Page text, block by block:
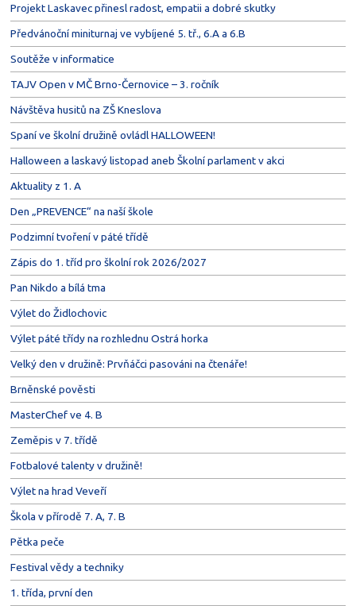
Projekt Laskavec přinesl radost, empatii a dobré skutky
Předvánoční miniturnaj ve vybíjené 5. tř., 6.A a 6.B
Soutěže v informatice
TAJV Open v MČ Brno-Černovice – 3. ročník
Návštěva husitů na ZŠ Kneslova
Spaní ve školní družině ovládl HALLOWEEN!
Halloween a laskavý listopad aneb Školní parlament v akci
Aktuality z 1. A
Den „PREVENCE“ na naší škole
Podzimní tvoření v páté třídě
Zápis do 1. tříd pro školní rok 2026/2027
Pan Nikdo a bílá tma
Výlet do Židlochovic
Výlet páté třídy na rozhlednu Ostrá horka
Velký den v družině: Prvňáčci pasováni na čtenáře!
Brněnské pověsti
MasterChef ve 4. B
Zeměpis v 7. třídě
Fotbalové talenty v družině!
Výlet na hrad Veveří
Škola v přírodě 7. A, 7. B
Pětka peče
Festival vědy a techniky
1. třída, první den